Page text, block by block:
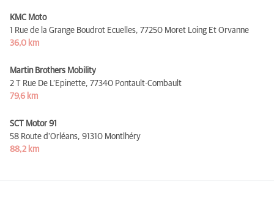
KMC Moto
1 Rue de la Grange Boudrot Ecuelles, 77250 Moret Loing Et Orvanne
36,0 km
Martin Brothers Mobility
2 T Rue De L’Epinette, 77340 Pontault-Combault
79,6 km
SCT Motor 91
58 Route d'Orléans, 91310 Montlhéry
88,2 km